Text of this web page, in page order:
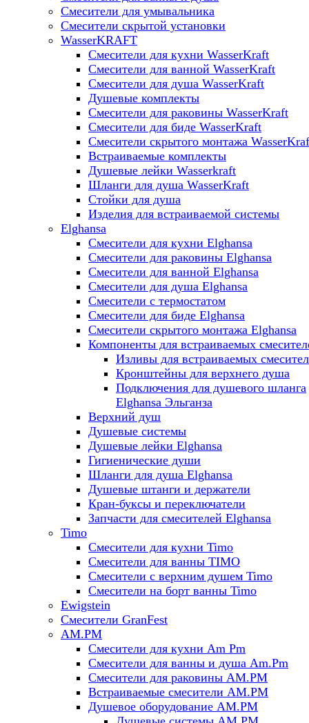
Смесители для умывальника
Смесители скрытой установки
WasserKRAFT
Смесители для кухни WasserKraft
Смесители для ванной WasserKraft
Смесители для душа WasserKraft
Душевые комплекты
Смесители для раковины WasserKraft
Смесители для биде WasserKraft
Смесители скрытого монтажа
Встраиваемые комплекты
Душевые лейки Wasserkraft
Шланги для душа WasserKraft
Стойки для душа
Изделия для встраиваемой системы
Elghansa
Смесители для кухни Elghansa
Смесители для раковины Elghansa
Смесители для ванной Elghansa
Смесители для душа Elghansa
Смесители с термостатом
Смесители для биде Elghansa
Смесители скрытого монтажа Elghansa
Компоненты для встраиваемых
Изливы для встраиваемых
Кронштейны для верхнего душа
Подключения для душевого шланга
Elghansa Эльганза
Верхний душ
Душевые системы
Душевые лейки Elghansa
Гигиенические души
Шланги для душа Elghansa
Душевые штанги и держатели
Кран-буксы и переключатели
Запчасти для смесителей Elghansa
Timo
Смесители для кухни Timo
Смесители для ванны TIMO
Смесители с верхним душем Timo
Смесители на борт ванны Timo
Ewigstein
Смесители GranFest
AM.PM
Смесители для кухни Am Pm
Смесители для ванны и душа Am.Pm
Смесители для раковины AM.PM
Встраиваемые смесители AM.PM
Душевое оборудование AM.PM